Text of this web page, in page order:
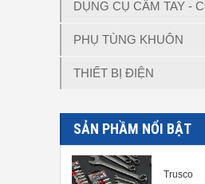
DỤNG CỤ CẦM TAY -
PHỤ TÙNG KHUÔN
THIẾT BỊ ĐIỆN
SẢN PHẦM NỔI BẬT
Trusco